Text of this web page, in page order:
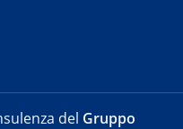
del Gruppo